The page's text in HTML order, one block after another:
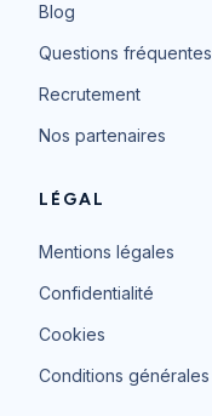
Blog
Questions fréquentes
Recrutement
Nos partenaires
LÉGAL
Mentions légales
Confidentialité
Cookies
Conditions générales